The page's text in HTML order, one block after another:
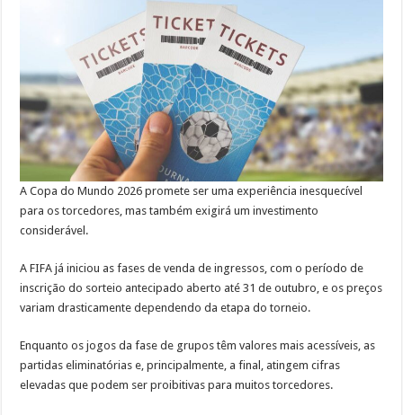
A Copa do Mundo 2026 promete ser uma experiência inesquecível
para os torcedores, mas também exigirá um investimento
considerável.
A FIFA já iniciou as fases de venda de ingressos, com o período de
inscrição do sorteio antecipado aberto até 31 de outubro, e os preços
variam drasticamente dependendo da etapa do torneio.
Enquanto os jogos da fase de grupos têm valores mais acessíveis, as
partidas eliminatórias e, principalmente, a final, atingem cifras
elevadas que podem ser proibitivas para muitos torcedores.